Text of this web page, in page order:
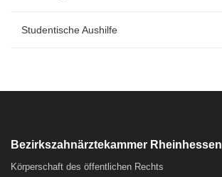
Studentische Aushilfe
Bezirkszahnärztekammer Rheinhessen
Körperschaft des öffentlichen Rechts